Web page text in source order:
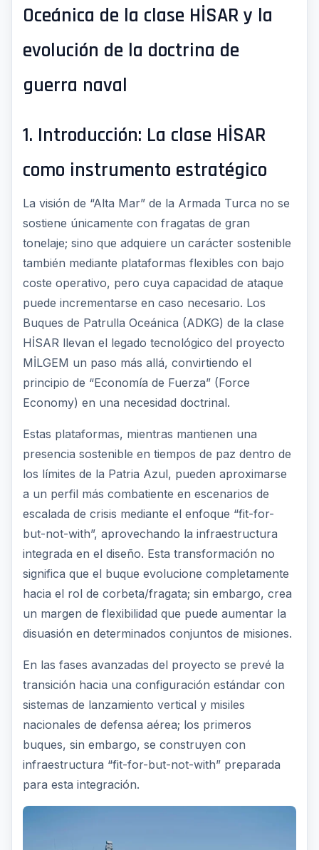
Oceánica de la clase HİSAR y la
evolución de la doctrina de
guerra naval
1. Introducción: La clase HİSAR
como instrumento estratégico
La visión de “Alta Mar” de la Armada Turca no se
sostiene únicamente con fragatas de gran
tonelaje; sino que adquiere un carácter sostenible
también mediante plataformas flexibles con bajo
coste operativo, pero cuya capacidad de ataque
puede incrementarse en caso necesario. Los
Buques de Patrulla Oceánica (ADKG) de la clase
HİSAR llevan el legado tecnológico del proyecto
MİLGEM un paso más allá, convirtiendo el
principio de “Economía de Fuerza” (Force
Economy) en una necesidad doctrinal.
Estas plataformas, mientras mantienen una
presencia sostenible en tiempos de paz dentro de
los límites de la Patria Azul, pueden aproximarse
a un perfil más combatiente en escenarios de
escalada de crisis mediante el enfoque “fit-for-
but-not-with”, aprovechando la infraestructura
integrada en el diseño. Esta transformación no
significa que el buque evolucione completamente
hacia el rol de corbeta/fragata; sin embargo, crea
un margen de flexibilidad que puede aumentar la
disuasión en determinados conjuntos de misiones.
En las fases avanzadas del proyecto se prevé la
transición hacia una configuración estándar con
sistemas de lanzamiento vertical y misiles
nacionales de defensa aérea; los primeros
buques, sin embargo, se construyen con
infraestructura “fit-for-but-not-with” preparada
para esta integración.